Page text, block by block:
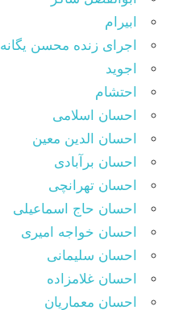
ابیرام
اجرای زنده محسن یگانه
اجوید
احتشام
احسان اسلامی
احسان الدین معین
احسان برآبادی
احسان تهرانچی
احسان حاج اسماعیلی
احسان خواجه امیری
احسان سلیمانی
احسان غلامزاده
احسان معماریان